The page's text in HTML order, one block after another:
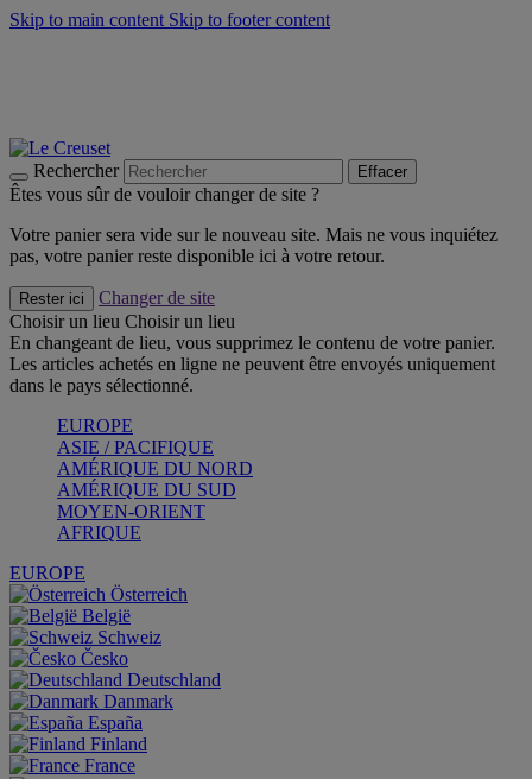
Skip to main content Skip to footer content
Rechercher Effacer
Êtes vous sûr de vouloir changer de site ?
Votre panier sera vide sur le nouveau site. Mais ne vous inquiétez
pas, votre panier reste disponible ici à votre retour.
Rester ici
Changer de site
Choisir un lieu Choisir un lieu
En changeant de lieu, vous supprimez le contenu de votre panier.
Les articles achetés en ligne ne peuvent être envoyés uniquement
dans le pays sélectionné.
EUROPE
ASIE / PACIFIQUE
AMÉRIQUE DU NORD
AMÉRIQUE DU SUD
MOYEN-ORIENT
AFRIQUE
EUROPE
Österreich
België
Schweiz
Česko
Deutschland
Danmark
España
Finland
France